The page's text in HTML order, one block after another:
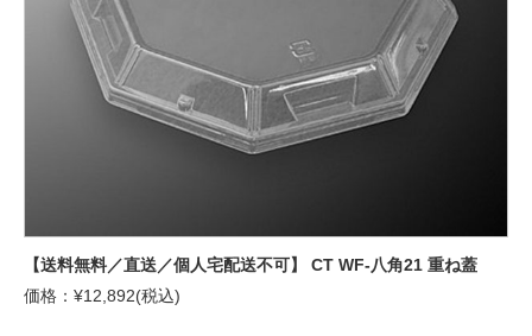
【送料無料／直送／個人宅配送不可】 CT WF-八角21 重ね蓋
価格：¥12,892(税込)